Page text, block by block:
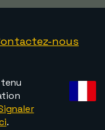
nous
.